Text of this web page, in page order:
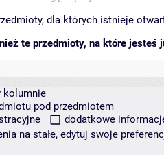
dla których istnieje
te przedmioty, na które jesteś
kolumnie
pod przedmiotem
dodatkowe
na stałe, edytuj swoje